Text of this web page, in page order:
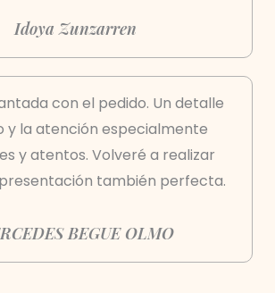
Idoya Zunzarren
con el pedido. Un detalle
y la atención especialmente
y atentos. Volveré a realizar
también perfecta.
BEGUE OLMO